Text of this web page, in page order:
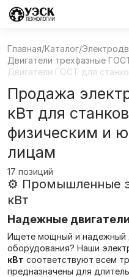
Главная/Каталог/
Двигатели трехфазные
Двигатели ГОСТ для
Продажа
кВт для
физическим и
лицам
17 позиций
⚙️ Промышленные
кВт
Надежные
Ищете мощный и надежный
оборудования? Наши
кВт соответствуют всем
предназначены для